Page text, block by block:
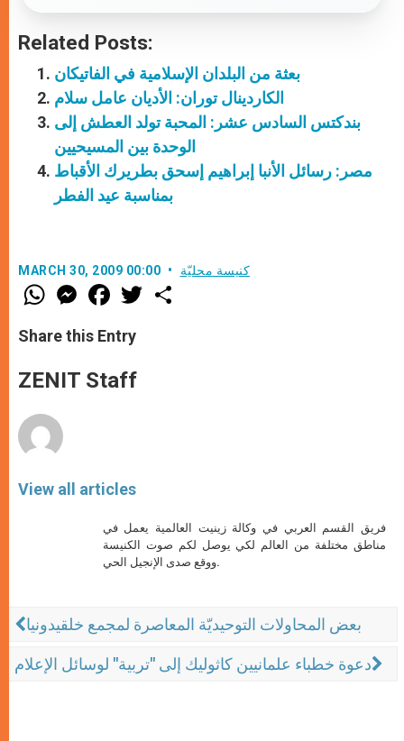
Related Posts:
بعثة من البلدان الإسلامية في الفاتيكان
الكاردينال توران: الأديان عامل سلام
بندكتس السادس عشر: المحبة تولد العطش إلى
الوحدة بين المسيحيين
مصر: رسائل الأنبا إبراهيم إسحق بطريرك الأقباط
بمناسبة عيد الفطر
MARCH 30, 2009 00:00 كنيسة محليّة
W
h
t
s
p
p
M
e
s
e
g
e
F
a
e
b
o
k
w
Share this Entry
ZENIT Staff
View all articles
فريق القسم العربي في وكالة زينيت العالمية يعمل في
مناطق مختلفة من العالم لكي يوصل لكم صوت الكنيسة
ووقع صدى الإنجيل الحي.
بعض المحاولات التوحيديّة المعاصرة لمجمع خلقيدونيا
دعوة خطباء علمانيين كاثوليك إلى "تربية" لوسائل الإعلام